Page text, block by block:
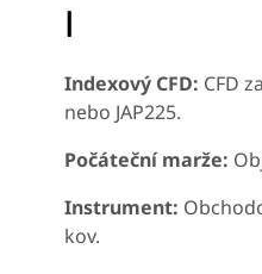
I
Indexový CFD: CFD
nebo JAP225.
Počáteční marže:
Instrument:
kov.